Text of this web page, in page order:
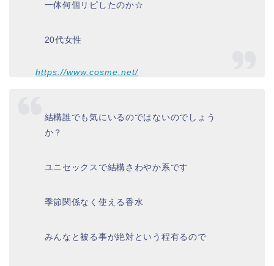
一体何個リピしたのか☆
20代女性
https://www.cosme.net/
結構誰でも気にいるのではないのでしょう
か？
ユニセックスで結構さわやか系です
季節関係なく使える香水
みんなと被る事が絶対という程有るので